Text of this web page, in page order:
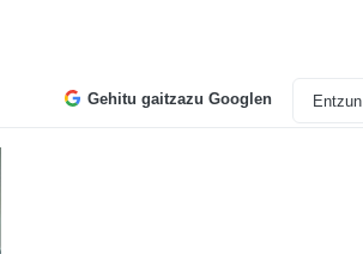
Gehitu gaitzazu Googlen Entzun